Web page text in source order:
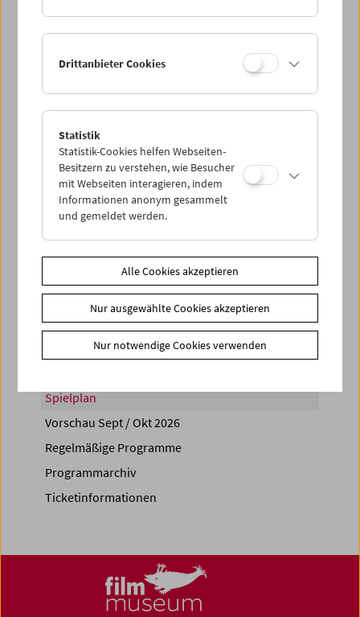
Sa 18.10.
PROGRAMM ÜBERBLICK
Share on
Spielplan
Vorschau Sept / Okt 2026
Regelmäßige Programme
Programmarchiv
Ticketinformationen
Drittanbieter Cookies
Statistik
Statistik-Cookies helfen Webseiten-
Besitzern zu verstehen, wie Besucher
mit Webseiten interagieren, indem
Informationen anonym gesammelt
und gemeldet werden.
Alle Cookies akzeptieren
Nur ausgewählte Cookies akzeptieren
Nur notwendige Cookies verwenden